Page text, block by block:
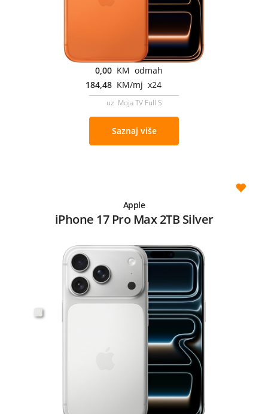
0,00 KM odmah
184,48 KM/mj x24
uz Moja TV Full S
Saznaj više
Apple
iPhone 17 Pro Max 2TB Silver